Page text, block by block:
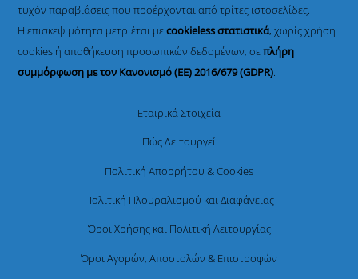
τυχόν παραβιάσεις που προέρχονται από τρίτες ιστοσελίδες.
Η επισκεψιμότητα μετριέται μεcookieless στατιστικά, χωρίς χρήση
cookies ή αποθήκευση προσωπικών δεδομένων, σεπλήρη
συμμόρφωση με τον Κανονισμό (ΕΕ) 2016/679 (GDPR).
Εταιρικά Στοιχεία
Πώς Λειτουργεί
Πολιτική Απορρήτου & Cookies
Πολιτική Πλουραλισμού και Διαφάνειας
Όροι Χρήσης και Πολιτική Λειτουργίας
Όροι Αγορών, Αποστολών & Επιστροφών